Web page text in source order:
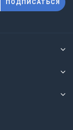
ПОДПИСАТЬСЯ